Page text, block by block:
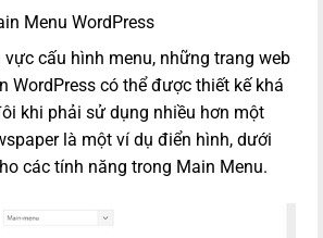
Menu WordPress
cấu hình menu, những trang web
WordPress có thể được thiết kế khá
khi phải sử dụng nhiều hơn một
là một ví dụ điển hình, dưới
các tính năng trong Main Menu.